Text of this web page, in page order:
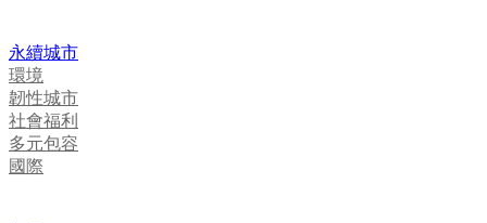
永續城市
環境
韌性城市
社會福利
多元包容
國際